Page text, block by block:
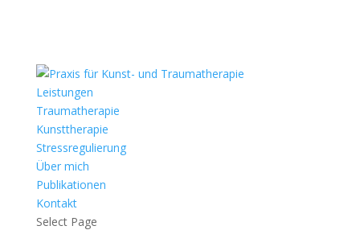
Leistungen
Traumatherapie
Kunsttherapie
Stressregulierung
Über mich
Publikationen
Kontakt
Select Page